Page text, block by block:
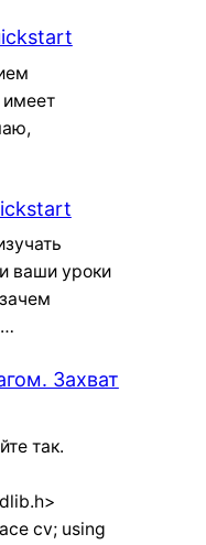
имеет
ваши уроки
Захват
так.
cv; using